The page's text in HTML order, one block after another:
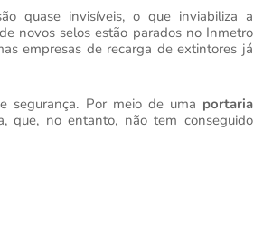
quase invisíveis, o que inviabiliza a
novos selos estão parados no Inmetro
empresas de recarga de extintores já
segurança. Por meio de uma portaria
que, no entanto, não tem conseguido